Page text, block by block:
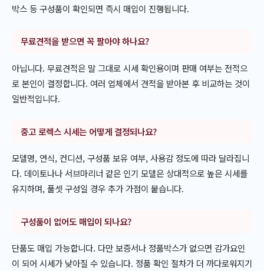
박스 등 구성품이 확인되면 즉시 매입이 진행됩니다.
무료견적을 받으면 꼭 팔아야 하나요?
아닙니다. 무료견적은 말 그대로 시세 확인용이며 판매 여부는 전적으
로 본인이 결정합니다. 여러 업체에서 견적을 받아본 후 비교하는 것이
일반적입니다.
중고 로렉스 시세는 어떻게 결정되나요?
모델명, 연식, 컨디션, 구성품 보유 여부, 사용감 정도에 따라 달라집니
다. 데이토나나 서브마리너 같은 인기 모델은 상대적으로 높은 시세를
유지하며, 풀셋 구성일 경우 추가 가점이 붙습니다.
구성품이 없어도 매입이 되나요?
단품도 매입 가능합니다. 다만 보증서나 정품박스가 없으면 감가요인
이 되어 시세가 낮아질 수 있습니다. 정품 확인 절차가 더 까다로워지기